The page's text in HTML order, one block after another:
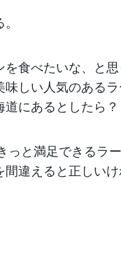
食べたいな、と
味しい人気のある
にあるとしたら？
っと満足できるラ
違えると正しい